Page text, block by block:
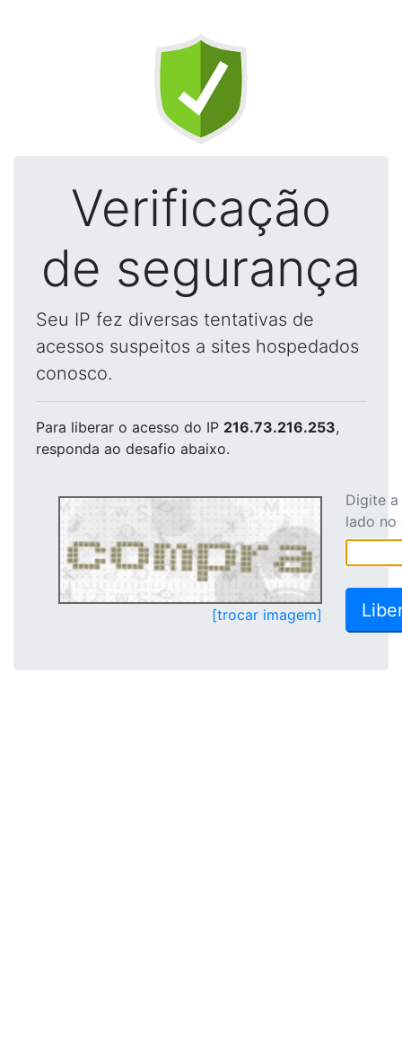
Verificação
de segurança
Seu IP fez diversas tentativas de
acessos suspeitos a sites hospedados
conosco.
Para liberar o acesso do IP 216.73.216.253,
responda ao desafio abaixo.
[trocar imagem]
Digite
lado no